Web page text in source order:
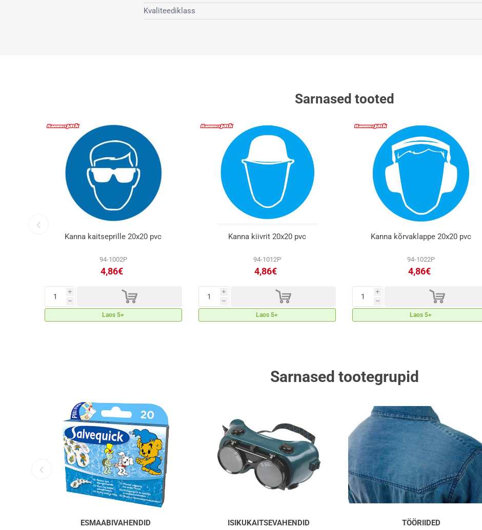
Kvaliteediklass
Sarnased tooted
Kanna kaitseprille 20x20 pvc
94-1002P
4,86€
i
h d
Laos 5+
Kanna kiivrit 20x20 pvc
94-1012P
4,86€
i
h d
Laos 5+
Kanna kõrvaklappe 20x20 pvc
94-1022P
4,86€
i
h d
Laos 5+
Sarnased tootegrupid
ESMAABIVAHENDID ISIKUKAITSEVAHENDID TÖÖRIIDED